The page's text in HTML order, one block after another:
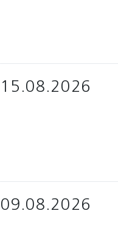
15.08.2026
09.08.2026